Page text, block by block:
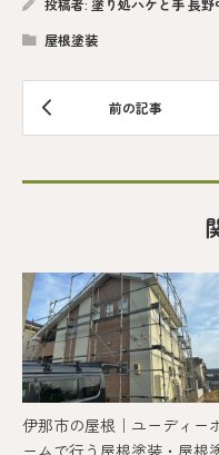
投稿者: 塗り処ハケと手 長野
屋根塗装
伊那市の屋根｜ユーディー
ームで行う屋根塗装・屋根